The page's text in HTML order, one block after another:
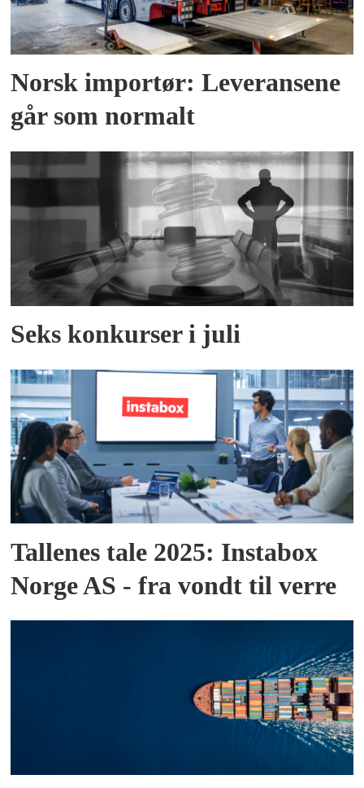
Norsk importør: Leveransene
går som normalt
Seks konkurser i juli
Tallenes tale 2025: Instabox
Norge AS - fra vondt til verre